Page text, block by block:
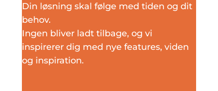
Din løsning skal følge med tiden og dit
behov.
Ingen bliver ladt tilbage, og vi
inspirerer dig med nye features, viden
og inspiration.